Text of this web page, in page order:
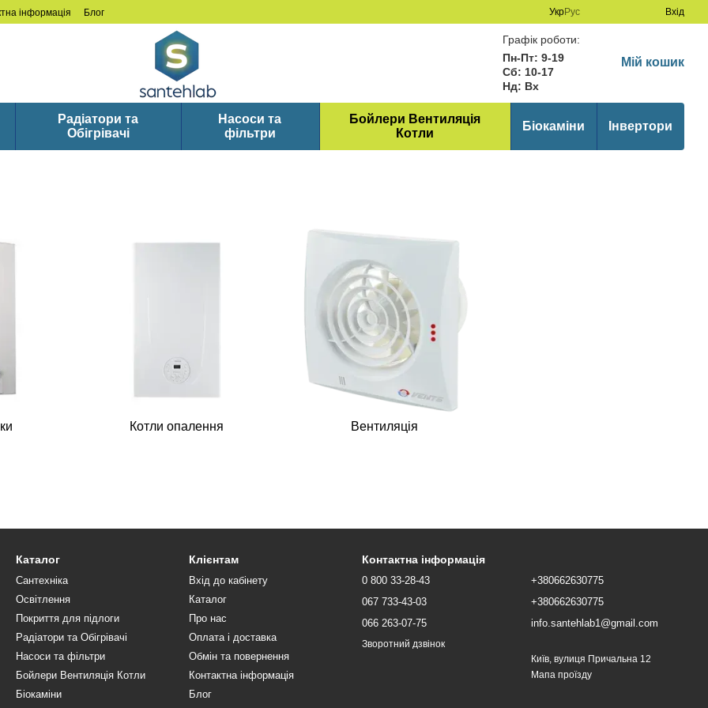
інформація Блог УкрРус Вхід
Графік роботи:
Пн-Пт: 9-19
Сб: 10-17
Нд: Вх
Мій кошик
Радіатори та
Обігрівачі
Насоси та
фільтри
Бойлери Вентиляція
Котли
Біокаміни Інвертори
Котли опалення Вентиляція
Каталог
Сантехніка
Освітлення
Покриття для підлоги
Радіатори та Обігрівачі
Насоси та фільтри
Бойлери Вентиляція Котли
Біокаміни
Клієнтам
Вхід до кабінету
Каталог
Про нас
Оплата і доставка
Обмін та повернення
Контактна інформація
Блог
Контактна інформація
0 800 33-28-43
067 733-43-03
066 263-07-75
Зворотний дзвінок
+380662630775
+380662630775
info.santehlab1@gmail.com
Київ, вулиця Причальна 12
Мапа проїзду